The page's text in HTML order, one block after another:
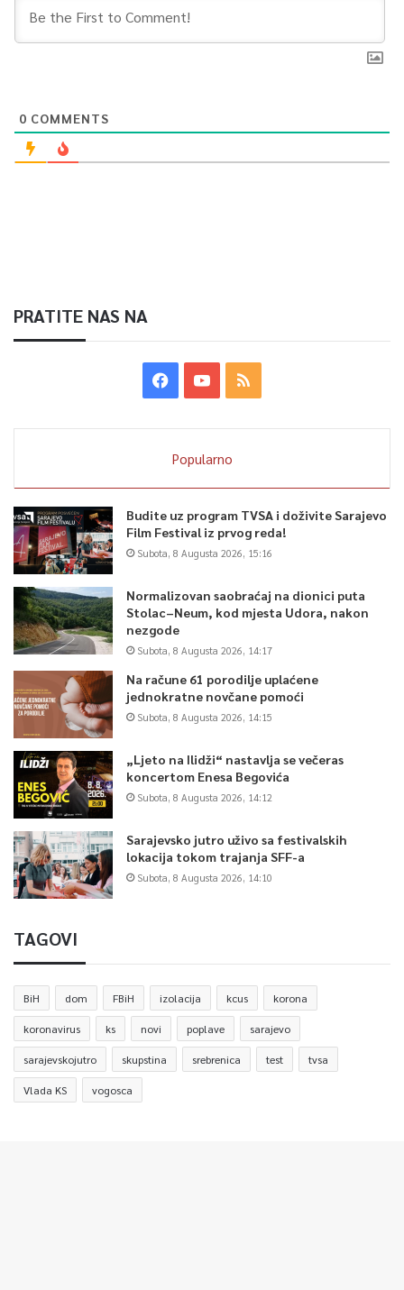
0 COMMENTS
PRATITE NAS NA
Popularno
Budite uz program TVSA i doživite Sarajevo
Film Festival iz prvog reda!
Subota, 8 Augusta 2026, 15:16
Normalizovan saobraćaj na dionici puta
Stolac–Neum, kod mjesta Udora, nakon
nezgode
Subota, 8 Augusta 2026, 14:17
Na račune 61 porodilje uplaćene
jednokratne novčane pomoći
Subota, 8 Augusta 2026, 14:15
„Ljeto na Ilidži“ nastavlja se večeras
koncertom Enesa Begovića
Subota, 8 Augusta 2026, 14:12
Sarajevsko jutro uživo sa festivalskih
lokacija tokom trajanja SFF-a
Subota, 8 Augusta 2026, 14:10
TAGOVI
BiH dom FBiH izolacija kcus korona
koronavirus ks novi poplave sarajevo
sarajevskojutro skupstina srebrenica test tvsa
Vlada KS vogosca